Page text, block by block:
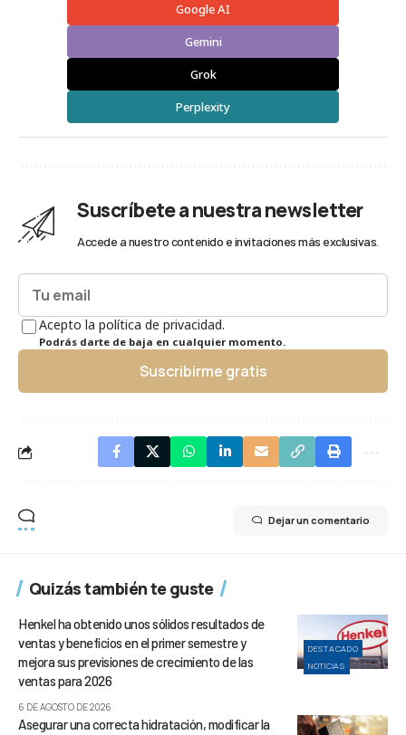
Google AI
Gemini
Grok
Perplexity
Suscríbete a nuestra newsletter
Accede a nuestro contenido e invitaciones más exclusivas.
Acepto la política de privacidad.
Podrás darte de baja en cualquier momento.
Suscribirme gratis
Dejar un comentario
Quizás también te guste
DESTACADO
NOTICIAS
Henkel ha obtenido unos sólidos resultados de
ventas y beneficios en el primer semestre y
mejora sus previsiones de crecimiento de las
ventas para 2026
6 DE AGOSTO DE 2026
Asegurar una correcta hidratación, modificar la